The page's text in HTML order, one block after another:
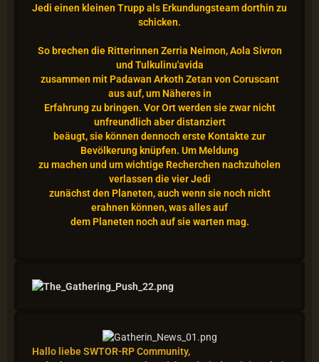
Jedi einen kleinen Trupp als Erkundungsteam dorthin zu
schicken.
So brechen die Ritterinnen Zerria Neimon, Aola Sivron
und Tulkulinu'avida
zusammen mit Padawan Arkoth Zetan von Coruscant
aus auf, um Näheres in
Erfahrung zu bringen. Vor Ort werden sie zwar nicht
unfreundlich aber distanziert
beäugt, sie können dennoch erste Kontakte zur
Bevölkerung knüpfen. Um Meldung
zu machen und um wichtige Recherchen nachzuholen
verlassen die vier Jedi
zunächst den Planeten, auch wenn sie noch nicht
erahnen können, was alles auf
dem Planeten noch auf sie warten mag.
Hallo liebe SWTOR-RP Community,